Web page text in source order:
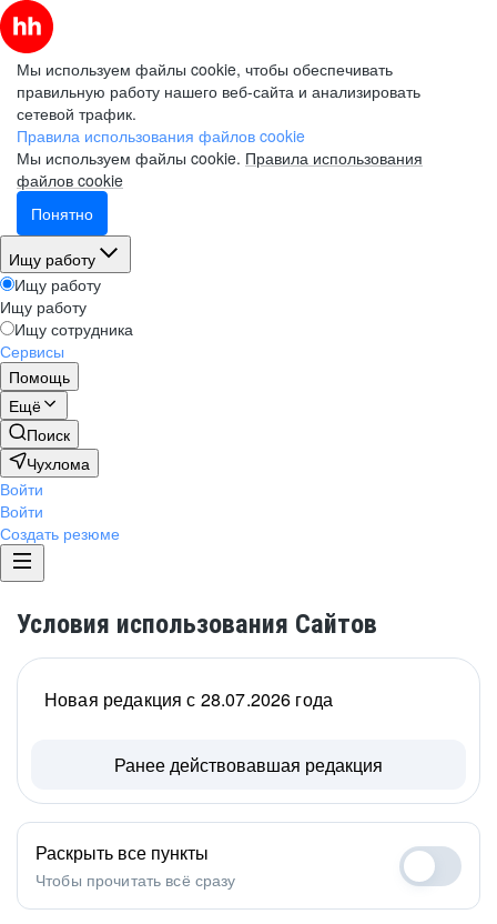
Мы используем файлы cookie, чтобы обеспечивать
правильную работу нашего веб-сайта и анализировать
сетевой трафик.
Правила использования файлов cookie
Мы используем файлы cookie. Правила использования
файлов cookie
Понятно
Ищу работу
Ищу работу
Ищу работу
Ищу сотрудника
Сервисы
Помощь
Ещё
Поиск
Чухлома
Войти
Войти
Создать резюме
Условия использования Сайтов
Новая редакция с 28.07.2026 года
Ранее действовавшая редакция
Раскрыть все пункты
Чтобы прочитать всё сразу